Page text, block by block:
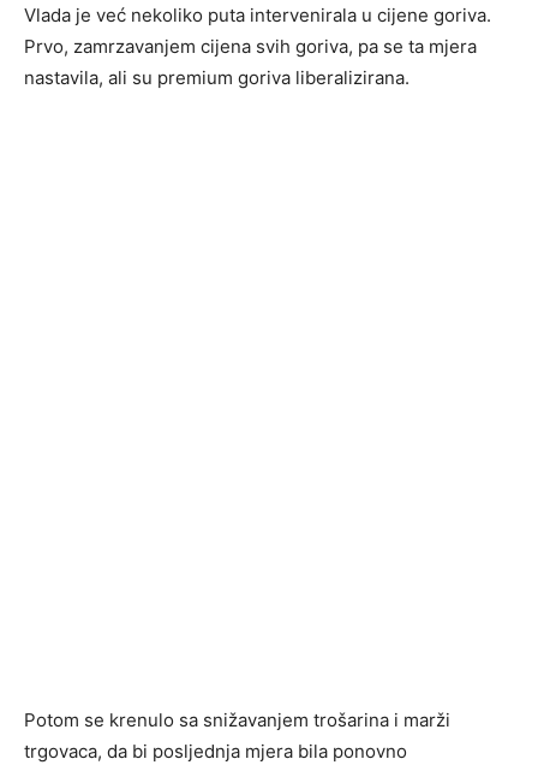
Vlada je već nekoliko puta intervenirala u cijene goriva.
Prvo, zamrzavanjem cijena svih goriva, pa se ta mjera
nastavila, ali su premium goriva liberalizirana.
Potom se krenulo sa snižavanjem trošarina i marži
trgovaca, da bi posljednja mjera bila ponovno